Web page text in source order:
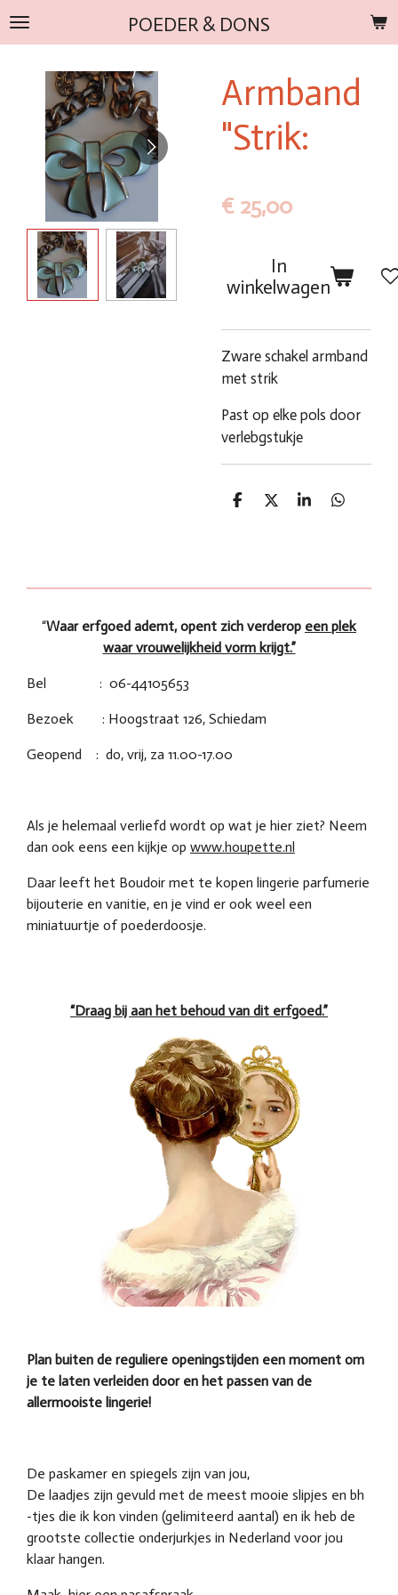
Ga
direct
hoofdinhoud
POEDER & DONS
Armband
"Strik:
€ 25,00
In
winkelwagen
Zware schakel armband
met strik
Past op elke pols door
verlebgstukje
D
D
S
D
“Waar erfgoed ademt, opent zich verderop een plek
waar vrouwelijkheid vorm krijgt.”
Bel : 06-44105653
Bezoek : Hoogstraat 126, Schiedam
Geopend : do, vrij, za 11.00-17.00
Als je helemaal verliefd wordt op wat je hier ziet? Neem
dan ook eens een kijkje op www.houpette.nl
Daar leeft het Boudoir met te kopen lingerie parfumerie
bijouterie en vanitie, en je vind er ook weel een
miniatuurtje of poederdoosje.
“Draag bij aan het behoud van dit erfgoed.”
Plan buiten de reguliere openingstijden een moment om
je te laten verleiden door en het passen van de
allermooiste lingerie!
De paskamer en spiegels zijn van jou,
De laadjes zijn gevuld met de meest mooie slipjes en bh
-tjes die ik kon vinden (gelimiteerd aantal) en ik heb de
grootste collectie onderjurkjes in Nederland voor jou
klaar hangen.